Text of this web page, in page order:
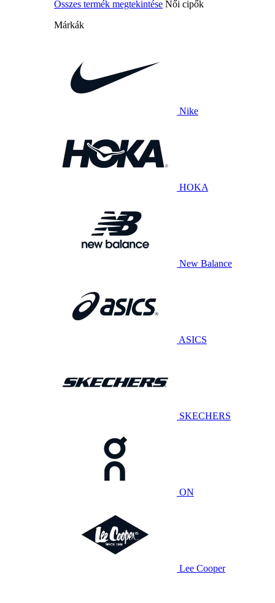
Összes termék megtekintése Női cipők
Márkák
Nike
HOKA
New Balance
ASICS
SKECHERS
ON
Lee Cooper